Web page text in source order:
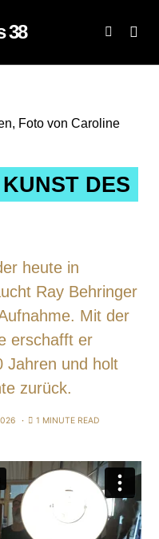
DES
heute in
Ray Behringer
Mit der
erschafft er
Jahren und holt
zurück.
1 MINUTE READ